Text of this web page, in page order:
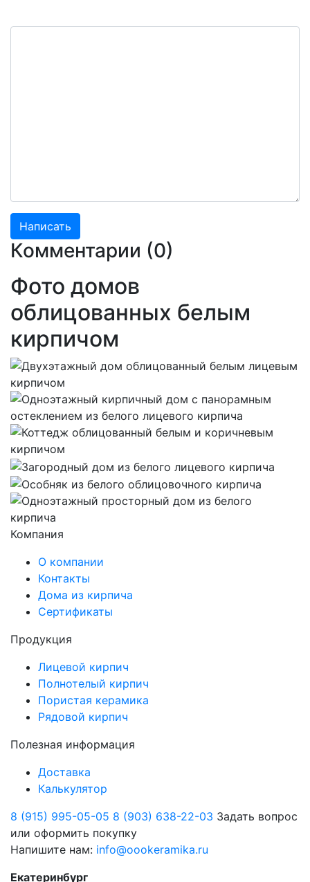
Комментарии (0)
Фото домов
облицованных белым
кирпичом
Компания
О компании
Контакты
Дома из кирпича
Сертификаты
Продукция
Лицевой кирпич
Полнотелый кирпич
Пористая керамика
Рядовой кирпич
Полезная информация
Доставка
Калькулятор
8 (915) 995-05-05 8 (903) 638-22-03 Задать вопрос
или оформить покупку
Напишите нам: info@oookeramika.ru
Екатеринбург